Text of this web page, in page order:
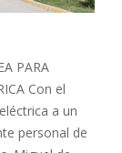
PARA
Con el
a un
personal de